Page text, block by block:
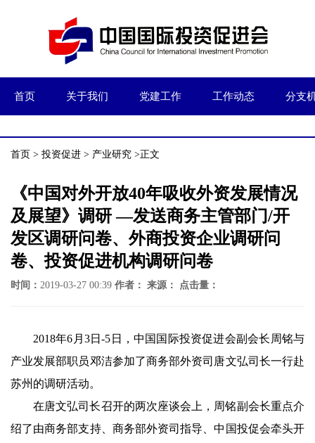
首页 关于我们 党建工作 工作动态 分支
首页 > 投资促进 > 产业研究 >正文
《中国对外开放40年吸收外资发展情况
及展望》调研 —发送商务主管部门/开
发区调研问卷、外商投资企业调研问
卷、投资促进机构调研问卷
时间： 2019-03-27 00:39 作者： 来源： 点击量：
2018年6月3日-5日，中国国际投资促进会副会长周铭与
产业发展部职员邓洁参加了商务部外资司唐文弘司长一行赴
苏州的调研活动。
在唐文弘司长召开的两次座谈会上，周铭副会长重点介
绍了由商务部支持、商务部外资司指导、中国投促会牵头开